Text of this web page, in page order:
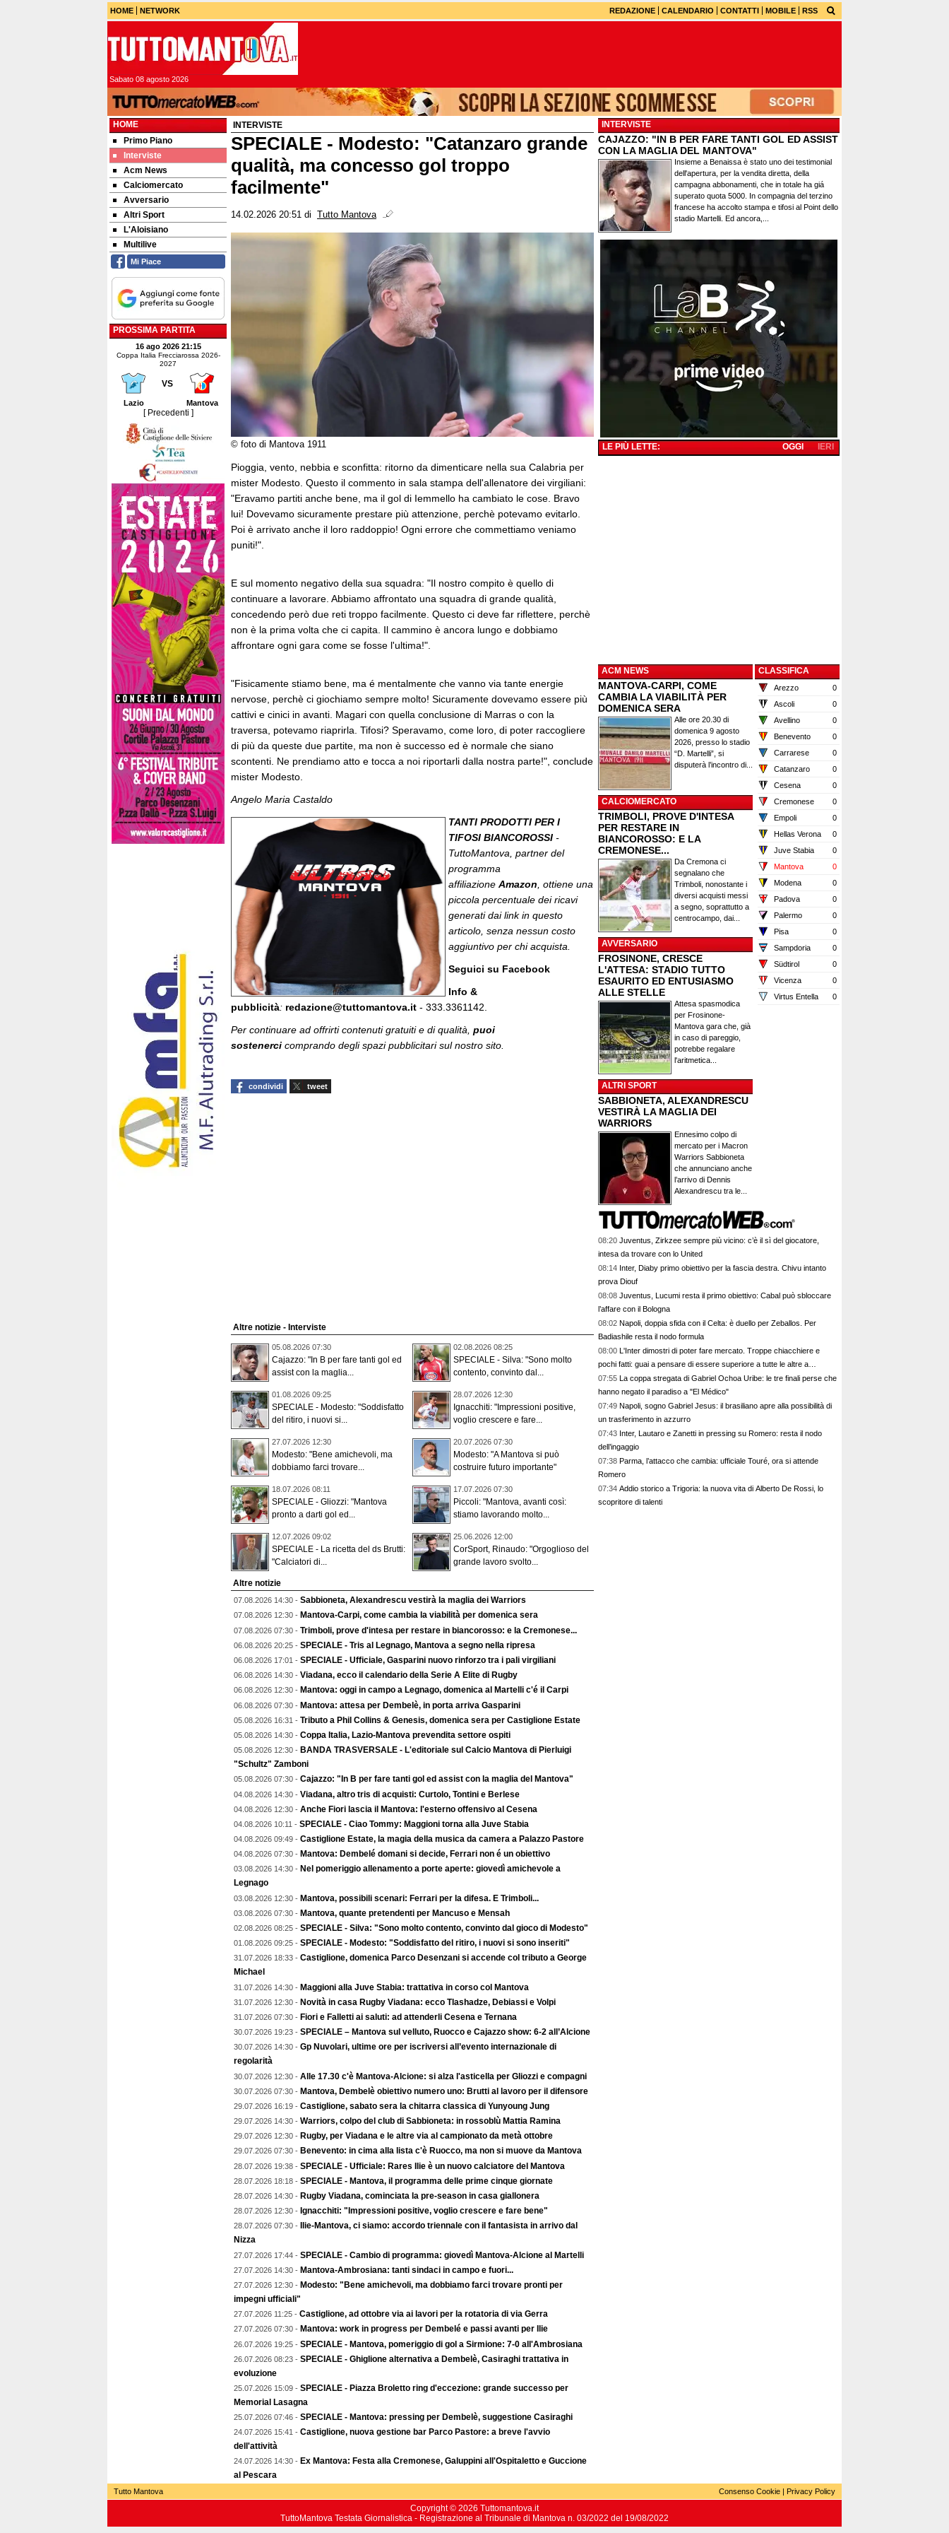
HOME NETWORK REDAZIONE CALENDARIO CONTATTI MOBILE RSS
Sabato 08 agosto 2026
HOME
Primo Piano
Interviste
Acm News
Calciomercato
Avversario
Altri Sport
L'Aloisiano
Multilive
Mi Piace
PROSSIMA PARTITA
16 ago 2026 21:15
Coppa Italia Frecciarossa 2026-
2027
VS
Lazio Mantova
[ Precedenti ]
INTERVISTE
SPECIALE - Modesto: "Catanzaro grande
qualità, ma concesso gol troppo
facilmente"
14.02.2026 20:51 di Tutto Mantova
© foto di Mantova 1911
Pioggia, vento, nebbia e sconfitta: ritorno da dimenticare nella sua Calabria per
mister Modesto. Questo il commento in sala stampa dell'allenatore dei virgiliani:
"Eravamo partiti anche bene, ma il gol di Iemmello ha cambiato le cose. Bravo
lui! Dovevamo sicuramente prestare più attenzione, perchè potevamo evitarlo.
Poi è arrivato anche il loro raddoppio! Ogni errore che commettiamo veniamo
puniti!".
E sul momento negativo della sua squadra: "Il nostro compito è quello di
continuare a lavorare. Abbiamo affrontato una squadra di grande qualità,
concedendo però due reti troppo facilmente. Questo ci deve far riflettere, perchè
non è la prima volta che ci capita. Il cammino è ancora lungo e dobbiamo
affrontare ogni gara come se fosse l'ultima!".
"Fisicamente stiamo bene, ma é mentalmente che vanno via tante energie
nervose, perchè ci giochiamo sempre molto! Sicuramente dovevamo essere più
cattivi e cinici in avanti. Magari con quella conclusione di Marras o con la
traversa, potevamo riaprirla. Tifosi? Speravamo, come loro, di poter raccogliere
di più da queste due partite, ma non è successo ed è normale che siano
scontenti. Ne prendiamo atto e tocca a noi riportarli dalla nostra parte!", conclude
mister Modesto.
Angelo Maria Castaldo
TANTI PRODOTTI PER I
TIFOSI BIANCOROSSI -
TuttoMantova, partner del
programma
affiliazione Amazon , ottiene una
piccola percentuale dei ricavi
generati dai link in questo
articolo, senza nessun costo
aggiuntivo per chi acquista.
Seguici su Facebook
Info &
pubblicità: redazione@tuttomantova.it - 333.3361142.
Per continuare ad offrirti contenuti gratuiti e di qualità, puoi
sostenerci comprando degli spazi pubblicitari sul nostro sito.
condividi tweet
Altre notizie - Interviste
05.08.2026 07:30
Cajazzo: "In B per fare tanti gol ed
assist con la maglia...
02.08.2026 08:25
SPECIALE - Silva: "Sono molto
contento, convinto dal...
01.08.2026 09:25
SPECIALE - Modesto: "Soddisfatto
del ritiro, i nuovi si...
28.07.2026 12:30
Ignacchiti: "Impressioni positive,
voglio crescere e fare...
27.07.2026 12:30
Modesto: "Bene amichevoli, ma
dobbiamo farci trovare...
20.07.2026 07:30
Modesto: "A Mantova si può
costruire futuro importante"
18.07.2026 08:11
SPECIALE - Gliozzi: "Mantova
pronto a darti gol ed...
17.07.2026 07:30
Piccoli: "Mantova, avanti così:
stiamo lavorando molto...
12.07.2026 09:02
SPECIALE - La ricetta del ds Brutti:
"Calciatori di...
25.06.2026 12:00
CorSport, Rinaudo: "Orgoglioso del
grande lavoro svolto...
Altre notizie
07.08.2026 14:30 - Sabbioneta, Alexandrescu vestirà la maglia dei Warriors
07.08.2026 12:30 - Mantova-Carpi, come cambia la viabilità per domenica sera
07.08.2026 07:30 - Trimboli, prove d'intesa per restare in biancorosso: e la Cremonese...
06.08.2026 20:25 - SPECIALE - Tris al Legnago, Mantova a segno nella ripresa
06.08.2026 17:01 - SPECIALE - Ufficiale, Gasparini nuovo rinforzo tra i pali virgiliani
06.08.2026 14:30 - Viadana, ecco il calendario della Serie A Elite di Rugby
06.08.2026 12:30 - Mantova: oggi in campo a Legnago, domenica al Martelli c'é il Carpi
06.08.2026 07:30 - Mantova: attesa per Dembelè, in porta arriva Gasparini
05.08.2026 16:31 - Tributo a Phil Collins & Genesis, domenica sera per Castiglione Estate
05.08.2026 14:30 - Coppa Italia, Lazio-Mantova prevendita settore ospiti
05.08.2026 12:30 - BANDA TRASVERSALE - L'editoriale sul Calcio Mantova di Pierluigi
"Schultz" Zamboni
05.08.2026 07:30 - Cajazzo: "In B per fare tanti gol ed assist con la maglia del Mantova"
04.08.2026 14:30 - Viadana, altro tris di acquisti: Curtolo, Tontini e Berlese
04.08.2026 12:30 - Anche Fiori lascia il Mantova: l'esterno offensivo al Cesena
04.08.2026 10:11 - SPECIALE - Ciao Tommy: Maggioni torna alla Juve Stabia
04.08.2026 09:49 - Castiglione Estate, la magia della musica da camera a Palazzo Pastore
04.08.2026 07:30 - Mantova: Dembelé domani si decide, Ferrari non é un obiettivo
03.08.2026 14:30 - Nel pomeriggio allenamento a porte aperte: giovedì amichevole a
Legnago
03.08.2026 12:30 - Mantova, possibili scenari: Ferrari per la difesa. E Trimboli...
03.08.2026 07:30 - Mantova, quante pretendenti per Mancuso e Mensah
02.08.2026 08:25 - SPECIALE - Silva: "Sono molto contento, convinto dal gioco di Modesto"
01.08.2026 09:25 - SPECIALE - Modesto: "Soddisfatto del ritiro, i nuovi si sono inseriti"
31.07.2026 18:33 - Castiglione, domenica Parco Desenzani si accende col tributo a George
Michael
31.07.2026 14:30 - Maggioni alla Juve Stabia: trattativa in corso col Mantova
31.07.2026 12:30 - Novità in casa Rugby Viadana: ecco Tlashadze, Debiassi e Volpi
31.07.2026 07:30 - Fiori e Falletti ai saluti: ad attenderli Cesena e Ternana
30.07.2026 19:23 - SPECIALE – Mantova sul velluto, Ruocco e Cajazzo show: 6-2 all’Alcione
30.07.2026 14:30 - Gp Nuvolari, ultime ore per iscriversi all’evento internazionale di
regolarità
30.07.2026 12:30 - Alle 17.30 c'è Mantova-Alcione: si alza l'asticella per Gliozzi e compagni
30.07.2026 07:30 - Mantova, Dembelè obiettivo numero uno: Brutti al lavoro per il difensore
29.07.2026 16:19 - Castiglione, sabato sera la chitarra classica di Yunyoung Jung
29.07.2026 14:30 - Warriors, colpo del club di Sabbioneta: in rossoblù Mattia Ramina
29.07.2026 12:30 - Rugby, per Viadana e le altre via al campionato da metà ottobre
29.07.2026 07:30 - Benevento: in cima alla lista c'è Ruocco, ma non si muove da Mantova
28.07.2026 19:38 - SPECIALE - Ufficiale: Rares Ilie è un nuovo calciatore del Mantova
28.07.2026 18:18 - SPECIALE - Mantova, il programma delle prime cinque giornate
28.07.2026 14:30 - Rugby Viadana, cominciata la pre-season in casa giallonera
28.07.2026 12:30 - Ignacchiti: "Impressioni positive, voglio crescere e fare bene"
28.07.2026 07:30 -
Ilie-Mantova, ci siamo: accordo triennale con il fantasista in arrivo dal
Nizza
27.07.2026 17:44 - SPECIALE - Cambio di programma: giovedì Mantova-Alcione al Martelli
27.07.2026 14:30 - Mantova-Ambrosiana: tanti sindaci in campo e fuori...
27.07.2026 12:30 - Modesto: "Bene amichevoli, ma dobbiamo farci trovare pronti per
impegni ufficiali"
27.07.2026 11:25 - Castiglione, ad ottobre via ai lavori per la rotatoria di via Gerra
27.07.2026 07:30 - Mantova: work in progress per Dembelé e passi avanti per Ilie
26.07.2026 19:25 - SPECIALE - Mantova, pomeriggio di gol a Sirmione: 7-0 all'Ambrosiana
26.07.2026 08:23 - SPECIALE - Ghiglione alternativa a Dembelè, Casiraghi trattativa in
evoluzione
25.07.2026 15:09 - SPECIALE - Piazza Broletto ring d'eccezione: grande successo per
Memorial Lasagna
25.07.2026 07:46 - SPECIALE - Mantova: pressing per Dembelè, suggestione Casiraghi
24.07.2026 15:41 - Castiglione, nuova gestione bar Parco Pastore: a breve l'avvio
dell'attività
24.07.2026 14:30 - Ex Mantova: Festa alla Cremonese, Galuppini all'Ospitaletto e Guccione
al Pescara
INTERVISTE
CAJAZZO: "IN B PER FARE TANTI GOL ED ASSIST
CON LA MAGLIA DEL MANTOVA"
Insieme a Benaissa è stato uno dei testimonial
dell'apertura, per la vendita diretta, della
campagna abbonamenti, che in totale ha giá
superato quota 5000. In compagnia del terzino
francese ha accolto stampa e tifosi al Point dello
stadio Martelli. Ed ancora,...
LE PIÙ LETTE: IERI
OGGI
ACM NEWS
MANTOVA-CARPI, COME
CAMBIA LA VIABILITÀ PER
DOMENICA SERA
Alle ore 20.30 di
domenica 9 agosto
2026, presso lo stadio
“D. Martelli”, si
disputerà l’incontro di...
CALCIOMERCATO
TRIMBOLI, PROVE D'INTESA
PER RESTARE IN
BIANCOROSSO: E LA
CREMONESE...
Da Cremona ci
segnalano che
Trimboli, nonostante i
diversi acquisti messi
a segno, soprattutto a
centrocampo, dai...
AVVERSARIO
FROSINONE, CRESCE
L'ATTESA: STADIO TUTTO
ESAURITO ED ENTUSIASMO
ALLE STELLE
Attesa spasmodica
per Frosinone-
Mantova gara che, già
in caso di pareggio,
potrebbe regalare
l'aritmetica...
ALTRI SPORT
SABBIONETA, ALEXANDRESCU
VESTIRÀ LA MAGLIA DEI
WARRIORS
Ennesimo colpo di
mercato per i Macron
Warriors Sabbioneta
che annunciano anche
l’arrivo di Dennis
Alexandrescu tra le...
CLASSIFICA
Arezzo
0
Ascoli
0
Avellino
0
Benevento
0
Carrarese
0
Catanzaro
0
Cesena
0
Cremonese
0
Empoli
0
Hellas Verona
0
Juve Stabia
0
Mantova
0
Modena
0
Padova
0
Palermo
0
Pisa
0
Sampdoria
0
Südtirol
0
Vicenza
0
Virtus Entella
0
08:20 Juventus, Zirkzee sempre più vicino: c’è il sì del giocatore,
intesa da trovare con lo United
08:14 Inter, Diaby primo obiettivo per la fascia destra. Chivu intanto
prova Diouf
08:08 Juventus, Lucumi resta il primo obiettivo: Cabal può sbloccare
l’affare con il Bologna
08:02 Napoli, doppia sfida con il Celta: è duello per Zeballos. Per
Badiashile resta il nodo formula
08:00 L'Inter dimostri di poter fare mercato. Troppe chiacchiere e
pochi fatti: guai a pensare di essere superiore a tutte le altre a
prescindere. Juve, il portiere può diventare un "problema". Milan-Leao,
serve una decisione netta
07:55 La coppa stregata di Gabriel Ochoa Uribe: le tre finali perse che
hanno negato il paradiso a "El Médico"
07:49 Napoli, sogno Gabriel Jesus: il brasiliano apre alla possibilità di
un trasferimento in azzurro
07:43 Inter, Lautaro e Zanetti in pressing su Romero: resta il nodo
dell’ingaggio
07:38 Parma, l’attacco che cambia: ufficiale Touré, ora si attende
Romero
07:34 Addio storico a Trigoria: la nuova vita di Alberto De Rossi, lo
scopritore di talenti
Tutto Mantova Consenso Cookie | Privacy Policy
Copyright © 2026 Tuttomantova.it
TuttoMantova Testata Giornalistica - Registrazione al Tribunale di Mantova n. 03/2022 del 19/08/2022